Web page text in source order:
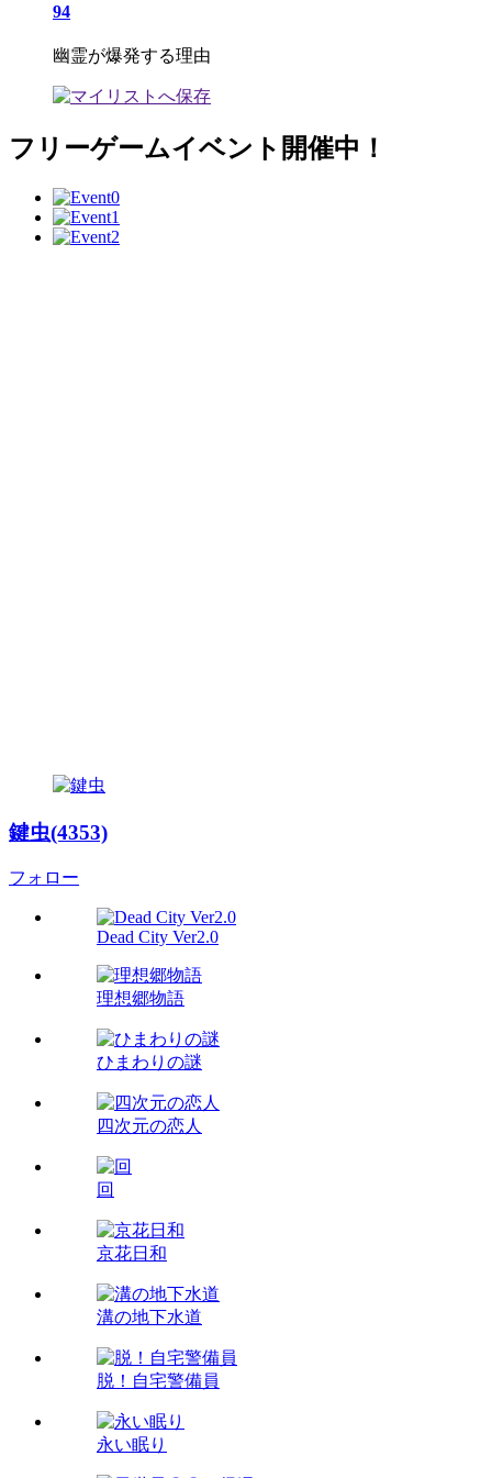
94
幽霊が爆発する理由
フリーゲームイベント開催中！
鍵虫(4353)
フォロー
Dead City Ver2.0
理想郷物語
ひまわりの謎
四次元の恋人
回
京花日和
溝の地下水道
脱！自宅警備員
永い眠り